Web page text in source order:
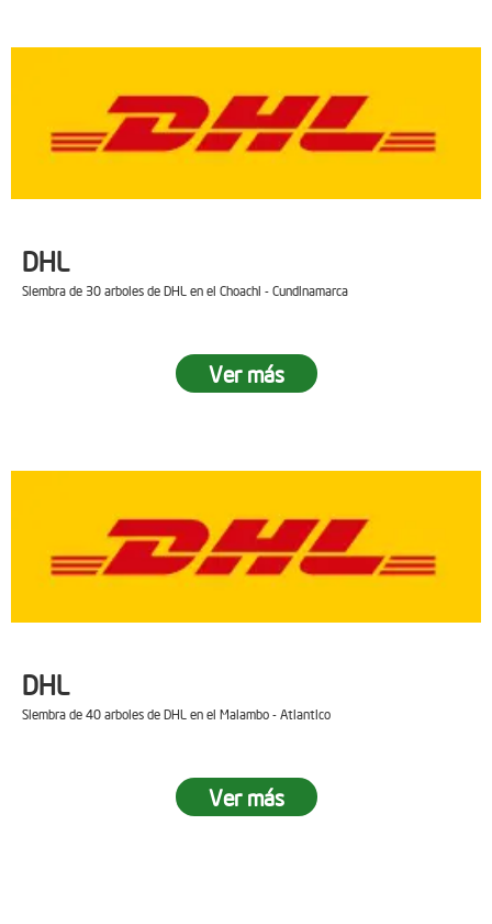
DHL
Siembra de 30 arboles de DHL en el Choachi - Cundinamarca
Ver más
DHL
Siembra de 40 arboles de DHL en el Malambo - Atlantico
Ver más